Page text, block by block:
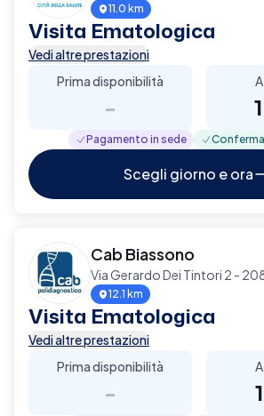
11.0 km
Visita Ematologica
Vedi altre prestazioni
Prima disponibilità
-
Pagamento in sede
Scegli giorno e ora
Cab Biassono
Via Gerardo Dei Tintori 2 -
12.1 km
Visita Ematologica
Vedi altre prestazioni
Prima disponibilità
-